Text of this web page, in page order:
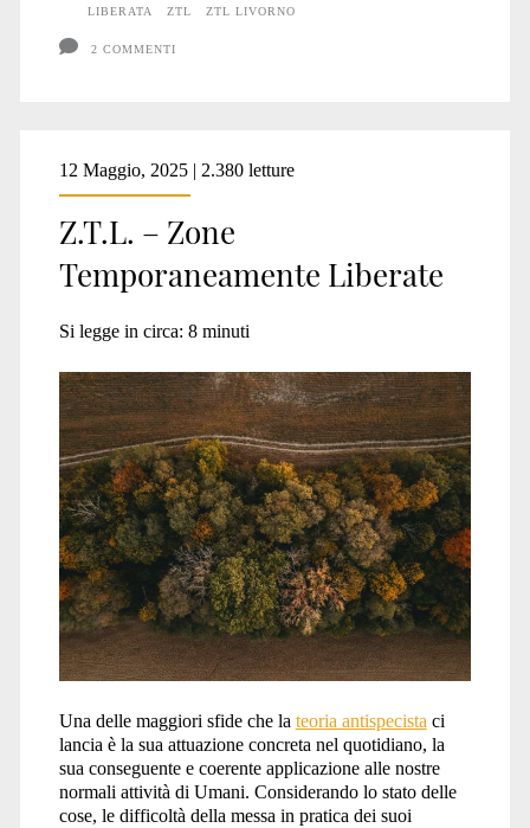
LIBERATA
ZTL ZTL LIVORNO
2 COMMENTI
12 Maggio, 2025 | 2.380 letture
Z.T.L. – Zone
Temporaneamente Liberate
Si legge in circa: 8 minuti
Una delle maggiori sfide che la teoria antispecista ci
lancia è la sua attuazione concreta nel quotidiano, la
sua conseguente e coerente applicazione alle nostre
normali attività di Umani. Considerando lo stato delle
cose, le difficoltà della messa in pratica dei suoi